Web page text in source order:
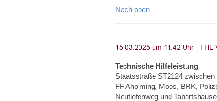
Nach oben
Technische Hilfeleistung
Staatsstraße ST2124
FF Aholming, Moos, BRK,
Neutiefenweg und